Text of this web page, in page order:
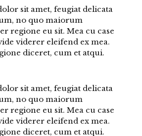
sit amet, feugiat delicata
no quo maiorum
regione eu sit. Mea cu case
viderer eleifend ex mea.
diceret, cum et atqui.
sit amet, feugiat delicata
no quo maiorum
regione eu sit. Mea cu case
viderer eleifend ex mea.
diceret, cum et atqui.